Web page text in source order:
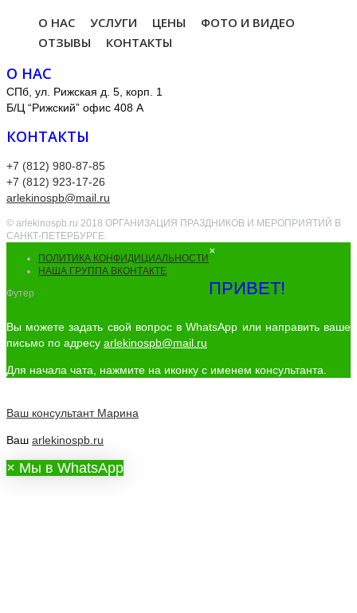
О НАС УСЛУГИ ЦЕНЫ
ФОТО И ВИДЕО
ОТЗЫВЫ
КОНТАКТЫ
О НАС
СПб, ул. Рижская д. 5, корп. 1
Б/Ц “Рижский” офис 408 А
КОНТАКТЫ
+7 (812) 980-87-85
+7 (812) 923-17-26
arlekinospb@mail.ru
© arlekinospb.ru 2018 ОРГАНИЗАЦИЯ ПРАЗДНИКОВ И МЕРОПРИЯТИЙ В
САНКТ-ПЕТЕРБУРГЕ.
ПОЛИТИКА КОНФИДИЦИАЛЬНОСТИ
НАША ГРУППА ВКОНТАКТЕ
Футер
×
ПРИВЕТ!
Вы можете задать свой вопрос в WhatsApp или направить ваше
письмо по адресу arlekinospb@mail.ru
Для начала чата, нажмите на иконку с именем консультанта.
Ваш консультант Марина
Ваш arlekinospb.ru
× Мы в WhatsApp